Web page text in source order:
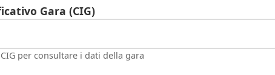
Gara (CIG)
per consultare i dati della gara